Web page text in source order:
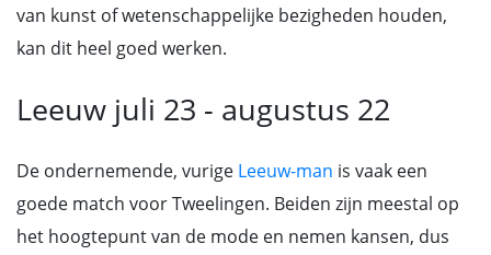
van kunst of wetenschappelijke bezigheden houden,
kan dit heel goed werken.
Leeuw juli 23 - augustus 22
De ondernemende, vurige Leeuw-man is vaak een
goede match voor Tweelingen. Beiden zijn meestal op
het hoogtepunt van de mode en nemen kansen, dus